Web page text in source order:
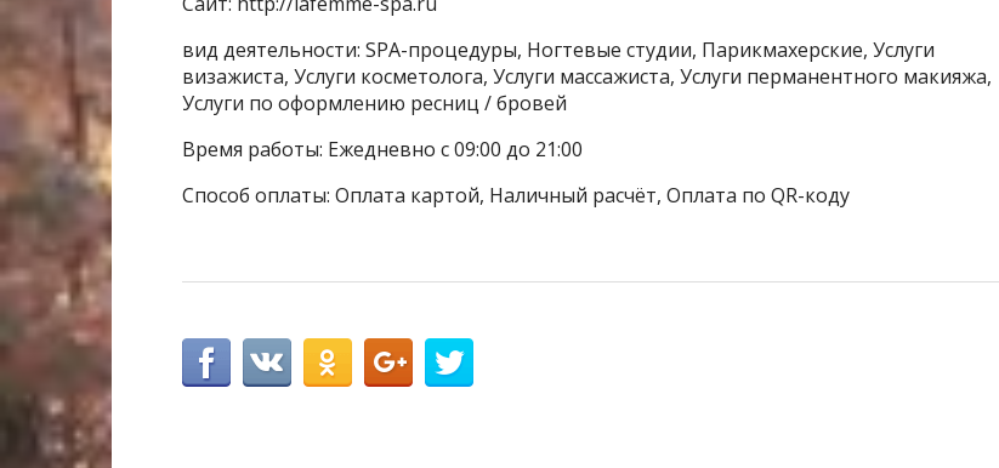
вид деятельности: SPA-процедуры, Ногтевые студии, Парикмахерские, Услуги
визажиста, Услуги косметолога, Услуги массажиста, Услуги перманентного макияжа,
Услуги по оформлению ресниц / бровей
Время работы: Ежедневно с 09:00 до 21:00
Способ оплаты: Оплата картой, Наличный расчёт, Оплата по QR-коду